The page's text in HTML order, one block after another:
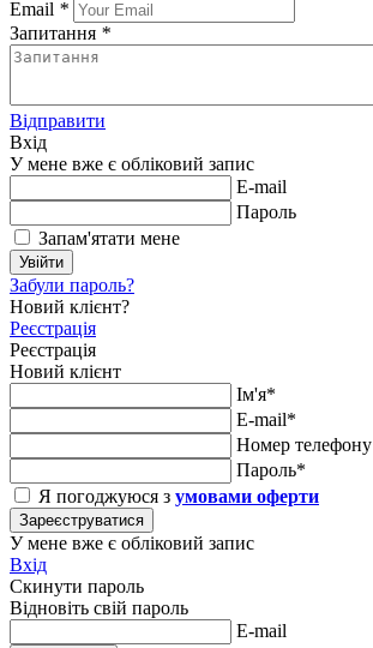
Email *
Запитання *
Відправити
Вхід
У мене вже є обліковий запис
E-mail
Пароль
Запам'ятати мене
Увійти
Забули пароль?
Новий клієнт?
Реєстрація
Реєстрація
Новий клієнт
Ім'я*
E-mail*
Номер телефону
Пароль*
Я погоджуюся з умовами оферти
Зареєструватися
У мене вже є обліковий запис
Вхід
Скинути пароль
Відновіть свій пароль
E-mail